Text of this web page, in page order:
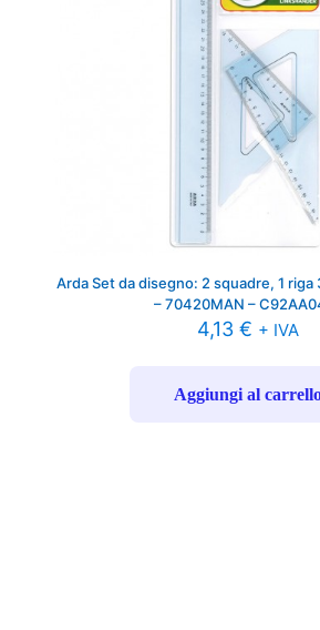
Arda Set da disegno: 2 squadre, 1 riga
– 70420MAN –
4,13 € + IVA
Aggiungi al